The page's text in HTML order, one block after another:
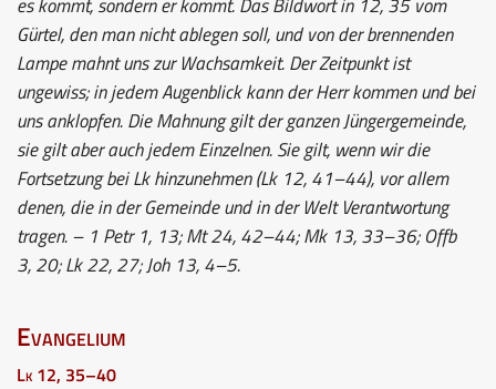
Gürtel, den man nicht ablegen soll, und von der brennenden
Lampe mahnt uns zur Wachsamkeit. Der Zeitpunkt ist
ungewiss; in jedem Augenblick kann der Herr kommen und bei
uns anklopfen. Die Mahnung gilt der ganzen Jüngergemeinde,
sie gilt aber auch jedem Einzelnen. Sie gilt, wenn wir die
Fortsetzung bei Lk hinzunehmen (Lk 12, 41–44), vor allem
denen, die in der Gemeinde und in der Welt Verantwortung
tragen. – 1 Petr 1, 13; Mt 24, 42–44; Mk 13, 33–36; Offb
3, 20; Lk 22, 27; Joh 13, 4–5.
Evangelium
Lk 12, 35–40